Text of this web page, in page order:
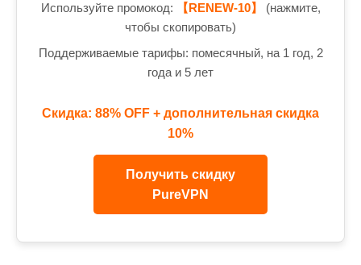
Используйте промокод: 【RENEW-10】
(нажмите,
чтобы скопировать)
Поддерживаемые тарифы: помесячный, на 1 год, 2
года и 5 лет
Скидка: 88% OFF + дополнительная скидка
10%
Получить скидку
PureVPN